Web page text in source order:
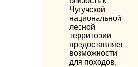
Чугучской
национальной
лесной
территории
предоставляет
возможности
для походов,